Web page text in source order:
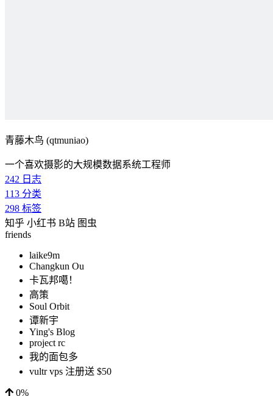
青藤木鸟 (qtmuniao)
一个喜欢摄影的大规模数据系统工程师
242 日志
113 分类
298 标签
知乎 小红书 B站 图虫
friends
laike9m
Changkun Ou
卡瓦邦噶！
高策
Soul Orbit
谭新宇
Ying's Blog
project rc
我的面包多
vultr vps 注册送 $50
0%